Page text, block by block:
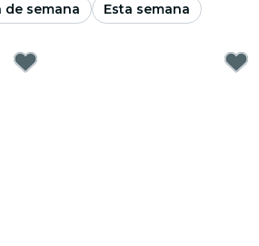
de semana
Esta semana